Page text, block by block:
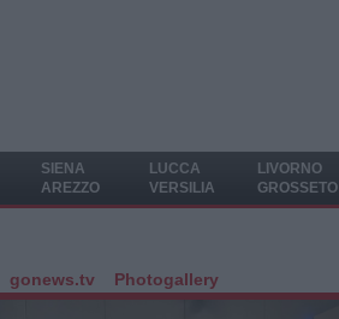
SIENA
AREZZO
LUCCA
VERSILIA
LIVORNO
GROSSETO
gonews.tv Photogallery